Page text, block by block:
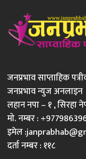
जनप्रभाव साप्ताहिक
जनप्रभाव न्युज
लहान नपा – १ , सिरहा
मो. नम्बर :
इमेल :
दर्ता नम्बर : ११८